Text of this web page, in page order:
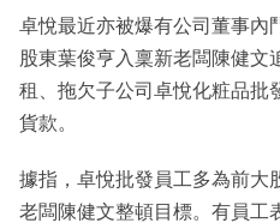
卓悅最近亦被爆有公司董事內
股東葉俊亨入稟新老闆陳健文
租、拖欠子公司卓悅化粧品批
貨款。
據指，卓悅批發員工多為前大
老闆陳健文整頓目標。有員工